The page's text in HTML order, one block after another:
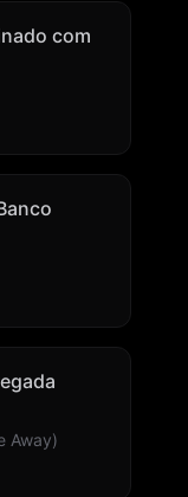
com
Away)